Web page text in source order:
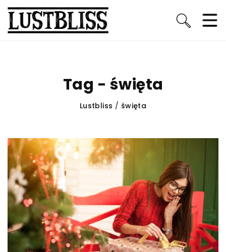
Tag - święta
Lustbliss / święta